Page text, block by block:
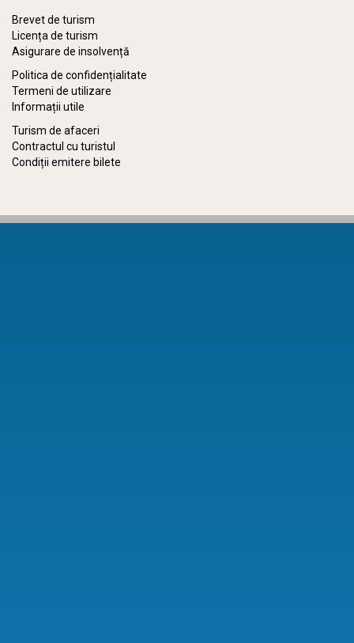
Brevet de turism
Licența de turism
Asigurare de insolvență
Politica de confidențialitate
Termeni de utilizare
Informații utile
Turism de afaceri
Contractul cu turistul
Condiții emitere bilete